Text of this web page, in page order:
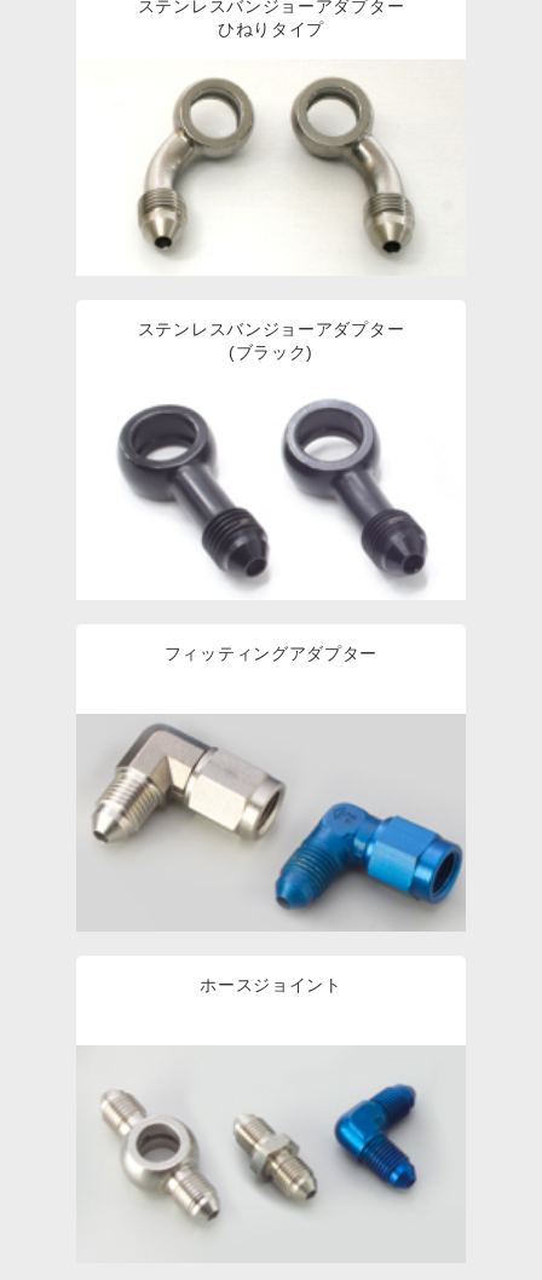
ステンレスバンジョーアダプター
ひねりタイプ
ステンレスバンジョーアダプター
(ブラック)
フィッティングアダプター
ホースジョイント